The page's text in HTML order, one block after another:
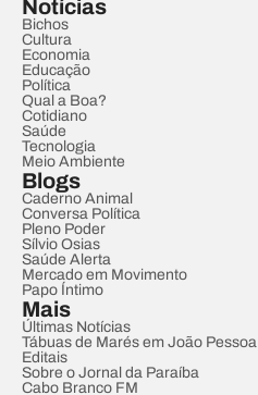
Notícias
Bichos
Cultura
Economia
Educação
Política
Qual a Boa?
Cotidiano
Saúde
Tecnologia
Meio Ambiente
Blogs
Caderno Animal
Conversa Política
Pleno Poder
Sílvio Osias
Saúde Alerta
Mercado em Movimento
Papo Íntimo
Mais
Últimas Notícias
Tábuas de Marés em João Pessoa
Editais
Sobre o Jornal da Paraíba
Cabo Branco FM